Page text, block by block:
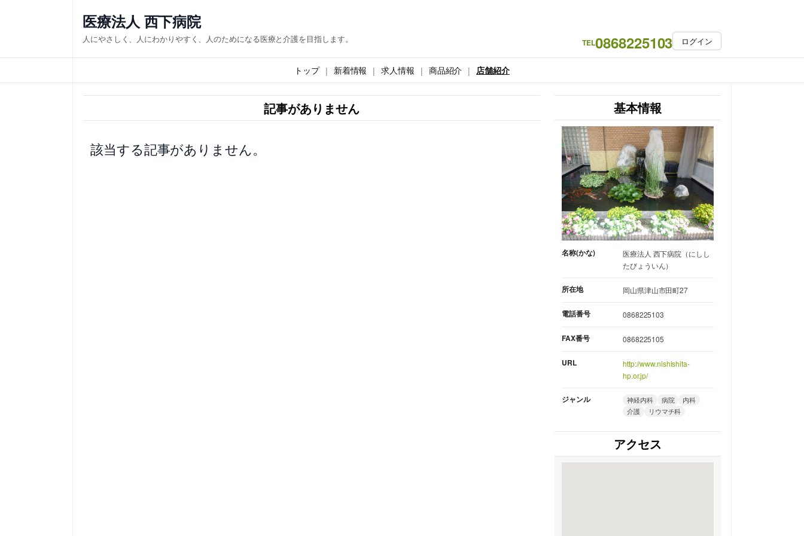
ス
キ
医療法人 西下病院
人にやさしく、人にわかりやすく、人のためになる医療と介護を目指します。 TEL0868225103 ログイン
トップ 新着情報 求人情報 商品紹介 店舗紹介
記事がありません
該当する記事がありません。
基本情報
名称(かな)
医療法人 西下病院（にしし
たびょういん）
所在地 岡山県津山市田町27
電話番号 0868225103
FAX番号 0868225105
URL
http://www.nishishita-
hp.or.jp/
ジャンル 神経内科 病院
内科
介護
リウマチ科
アクセス